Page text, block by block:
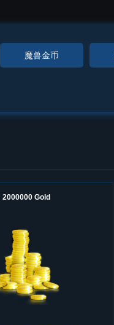
魔兽金币
2000000 Gold